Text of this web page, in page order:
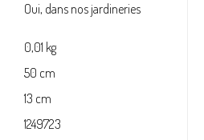
Oui, dans nos jardineries
0,01 kg
50 cm
13 cm
1249723